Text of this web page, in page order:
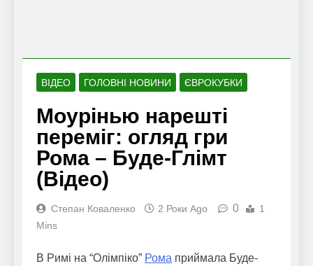
ВІДЕО ГОЛОВНІ НОВИНИ ЄВРОКУБКИ
Моурінью нарешті
переміг: огляд гри
Рома – Буде-Глімт
(Відео)
Степан Коваленко 2 Роки Ago 0
1
Mins
В Римі на “Олімпіко” Рома приймала Буде-